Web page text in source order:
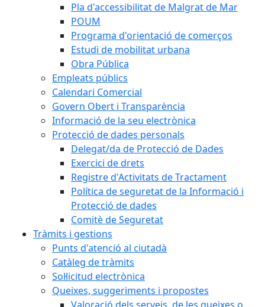
Pla d'accessibilitat de Malgrat de Mar
POUM
Programa d'orientació de comerços
Estudi de mobilitat urbana
Obra Pública
Empleats públics
Calendari Comercial
Govern Obert i Transparència
Informació de la seu electrònica
Protecció de dades personals
Delegat/da de Protecció de Dades
Exercici de drets
Registre d'Activitats de Tractament
Política de seguretat de la Informació i
Protecció de dades
Comitè de Seguretat
Tràmits i gestions
Punts d'atenció al ciutadà
Catàleg de tràmits
Sol·licitud electrònica
Queixes, suggeriments i propostes